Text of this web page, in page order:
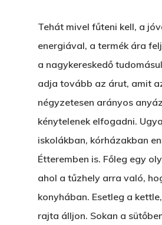
Tehát mivel fűteni kell, a
energiával, a termék ára
a nagykereskedő
adja tovább az árut, amit
négyzetesen arányos
kénytelenek elfogadni.
iskolákban, kórházakban
Étteremben is. Főleg egy
ahol a tűzhely arra való,
konyhában. Esetleg a
rajta álljon. Sokan a